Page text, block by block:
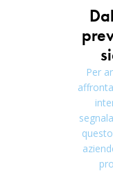
Per